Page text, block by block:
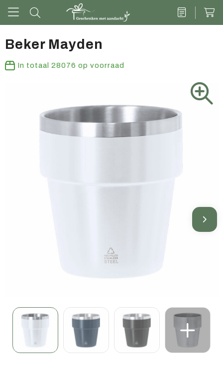
Overige relatiegeschenken
Beker Mayden
In totaal 28076 op voorraad